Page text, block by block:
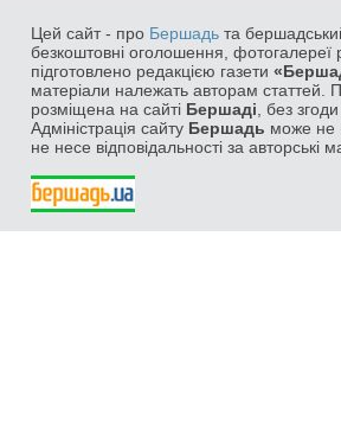
Цей сайт - про Бершадь та
безкоштовні оголошення, фотогалереї
підготовлено редакцією газети
матеріали належать авторам статтей.
розміщена на сайті Бершаді , без
Адміністрація сайту Бершадь може не
не несе відповідальності за авторські